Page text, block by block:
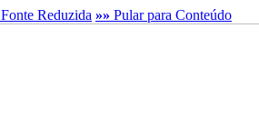
Fonte Reduzida »» Pular para Conteúdo